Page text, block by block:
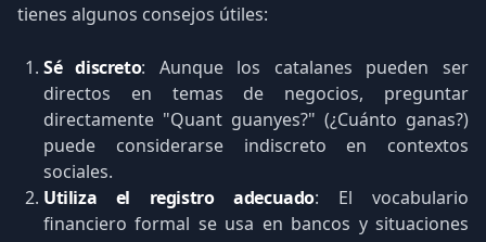
tienes algunos consejos útiles:
Sé discreto: Aunque los catalanes pueden ser
directos en temas de negocios, preguntar
directamente "Quant guanyes?" (¿Cuánto ganas?)
puede considerarse indiscreto en contextos
sociales.
Utiliza el registro adecuado: El vocabulario
financiero formal se usa en bancos y situaciones